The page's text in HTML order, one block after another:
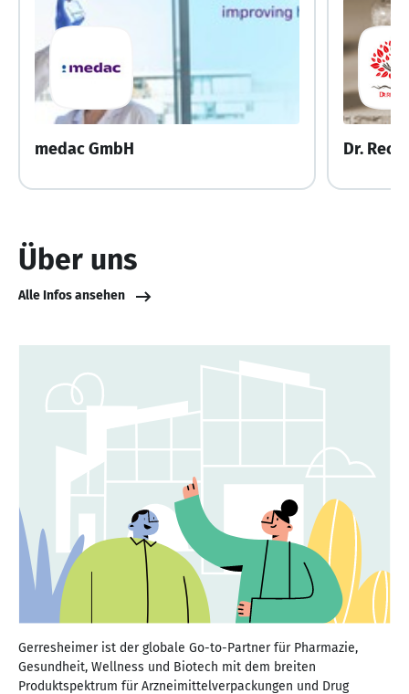
medac GmbH Dr.
Über uns
Alle Infos ansehen
Gerresheimer ist der globale Go-to-Partner für Pharmazie,
Gesundheit, Wellness und Biotech mit dem breiten
Produktspektrum für Arzneimittelverpackungen und Drug